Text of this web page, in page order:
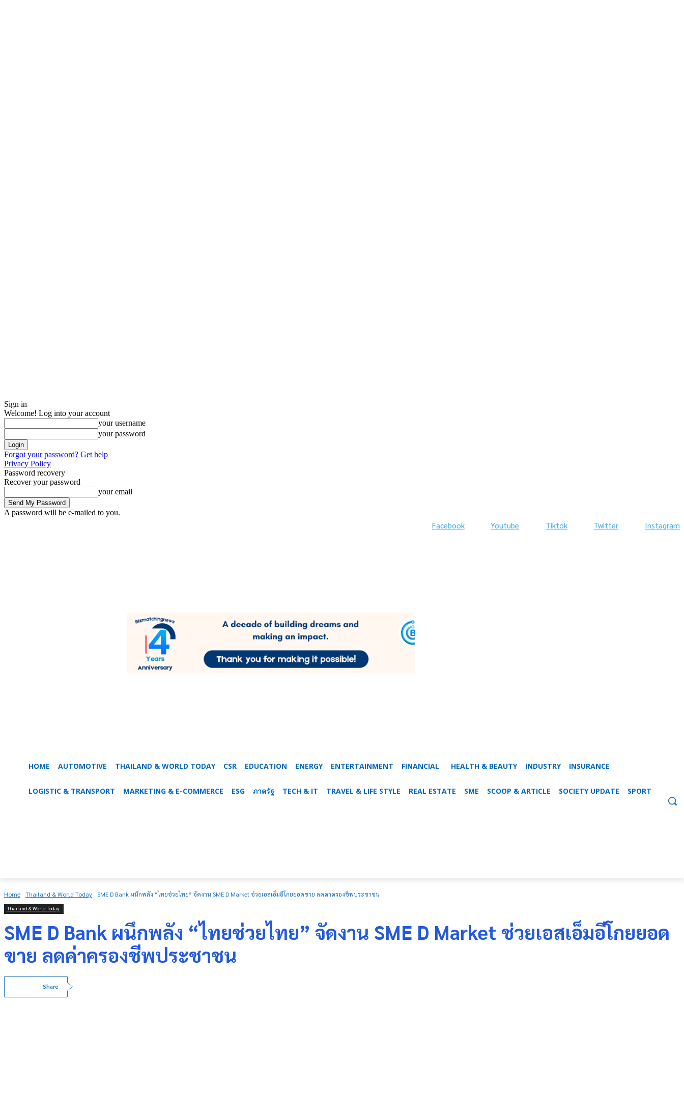
Sign in
Welcome! Log into your account
your username
your password
Forgot your password? Get help
Privacy Policy
Password recovery
Recover your password
your email
A password will be e-mailed to you.
Facebook Youtube Tiktok Twitter Instagram
HOME AUTOMOTIVE THAILAND & WORLD TODAY CSR EDUCATION ENERGY ENTERTAINMENT FINANCIAL HEALTH & BEAUTY INDUSTRY INSURANCE
LOGISTIC & TRANSPORT MARKETING & E-COMMERCE ESG ภาครัฐ TECH & IT TRAVEL & LIFE STYLE REAL ESTATE SME SCOOP & ARTICLE SOCIETY UPDATE SPORT
Home Thailand & World Today SME D Bank ผนึกพลัง “ไทยช่วยไทย” จัดงาน SME D Market ช่วยเอสเอ็มอีโกยยอดขาย ลดค่าครองชีพประชาชน
Thailand & World Today
SME D Bank ผนึกพลัง “ไทยช่วยไทย” จัดงาน SME D Market ช่วยเอสเอ็มอีโกยยอด
ขาย ลดค่าครองชีพประชาชน
Share